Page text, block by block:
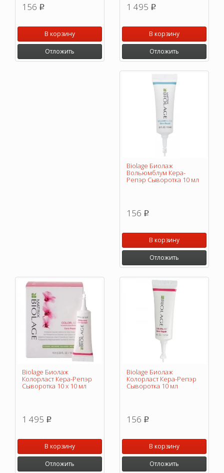
156 p
В корзину
Отложить
1 495 p
В корзину
Отложить
Biolage Биолаж
Вольюмблум Кера-
Репэр Сыворотка 10 мл
156 p
В корзину
Отложить
Biolage Биолаж
Колорласт Кера-Репэр
Сыворотка 10 х 10 мл
1 495 p
В корзину
Отложить
Biolage Биолаж
Колорласт Кера-Репэр
Сыворотка 10 мл
156 p
В корзину
Отложить